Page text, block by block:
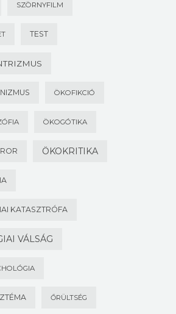
SZÖRNYFILM
TEST
ÖKOFIKCIÓ
ÖKOGÓTIKA
ÖKOKRITIKA
KATASZTRÓFA
VÁLSÁG
ŐRÜLTSÉG